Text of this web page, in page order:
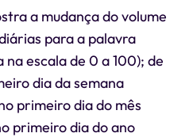
a mudança do volume
para a palavra
na escala de 0 a 100); de
dia da semana
primeiro dia do mês
primeiro dia do ano